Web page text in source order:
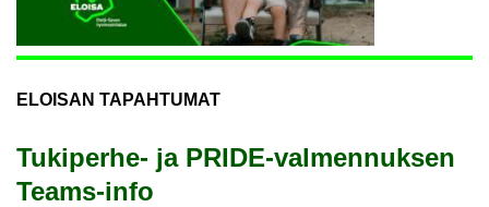
Tukiperhe-​ ja PRIDE-​valmennuksen
Teams-​info
ELOI­SAN TA­PAH­TU­MAT